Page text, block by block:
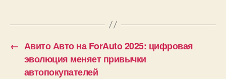
← Авито Авто на ForAuto 2025: цифровая
эволюция меняет привычки
автопокупателей